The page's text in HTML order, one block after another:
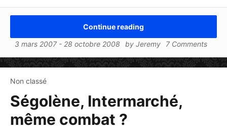
Continue reading
3 mars 2007 - 28 octobre 2008 by Jeremy 7 Comments
Non classé
Ségolène, Intermarché,
même combat ?